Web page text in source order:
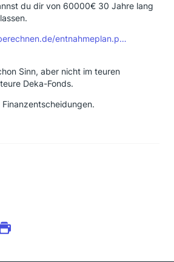
du dir von 60000€ 30 Jahre lang
entnahmeplan.p…
Sinn, aber nicht im teuren
Deka-Fonds.